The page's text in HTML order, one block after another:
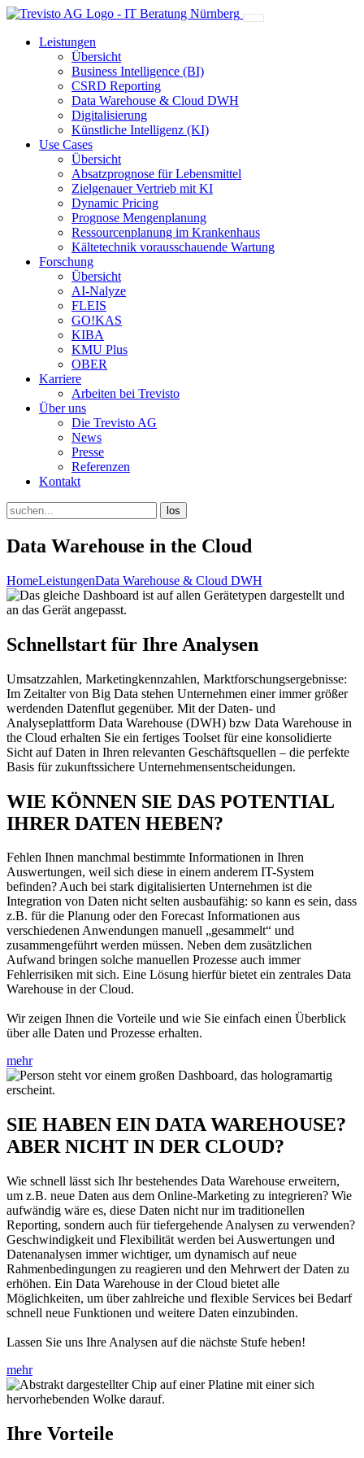
Leistungen
Übersicht
Business Intelligence (BI)
CSRD Reporting
Data Warehouse & Cloud DWH
Digitalisierung
Künstliche Intelligenz (KI)
Use Cases
Übersicht
Absatzprognose für Lebensmittel
Zielgenauer Vertrieb mit KI
Dynamic Pricing
Prognose Mengenplanung
Ressourcenplanung im Krankenhaus
Kältetechnik vorausschauende Wartung
Forschung
Übersicht
AI-Nalyze
FLEIS
GO!KAS
KIBA
KMU Plus
OBER
Karriere
Arbeiten bei Trevisto
Über uns
Die Trevisto AG
News
Presse
Referenzen
Kontakt
Data Warehouse in the Cloud
HomeLeistungenData Warehouse & Cloud DWH
Schnellstart für Ihre Analysen
Umsatzzahlen, Marketingkennzahlen, Marktforschungsergebnisse:
Im Zeitalter von Big Data stehen Unternehmen einer immer größer
werdenden Datenflut gegenüber. Mit der Daten- und
Analyseplattform Data Warehouse (DWH) bzw Data Warehouse in
the Cloud erhalten Sie ein fertiges Toolset für eine konsolidierte
Sicht auf Daten in Ihren relevanten Geschäftsquellen – die perfekte
Basis für zukunftssichere Unternehmensentscheidungen.
WIE KÖNNEN SIE DAS POTENTIAL
IHRER DATEN HEBEN?
Fehlen Ihnen manchmal bestimmte Informationen in Ihren
Auswertungen, weil sich diese in einem anderem IT-System
befinden? Auch bei stark digitalisierten Unternehmen ist die
Integration von Daten nicht selten ausbaufähig: so kann es sein, dass
z.B. für die Planung oder den Forecast Informationen aus
verschiedenen Anwendungen manuell „gesammelt“ und
zusammengeführt werden müssen. Neben dem zusätzlichen
Aufwand bringen solche manuellen Prozesse auch immer
Fehlerrisiken mit sich. Eine Lösung hierfür bietet ein zentrales Data
Warehouse in der Cloud.
Wir zeigen Ihnen die Vorteile und wie Sie einfach einen Überblick
über alle Daten und Prozesse erhalten.
mehr
SIE HABEN EIN DATA WAREHOUSE?
ABER NICHT IN DER CLOUD?
Wie schnell lässt sich Ihr bestehendes Data Warehouse erweitern,
um z.B. neue Daten aus dem Online-Marketing zu integrieren? Wie
aufwändig wäre es, diese Daten nicht nur im traditionellen
Reporting, sondern auch für tiefergehende Analysen zu verwenden?
Geschwindigkeit und Flexibilität werden bei Auswertungen und
Datenanalysen immer wichtiger, um dynamisch auf neue
Rahmenbedingungen zu reagieren und den Mehrwert der Daten zu
erhöhen. Ein Data Warehouse in der Cloud bietet alle
Möglichkeiten, um über zahlreiche und flexible Services bei Bedarf
schnell neue Funktionen und weitere Daten einzubinden.
Lassen Sie uns Ihre Analysen auf die nächste Stufe heben!
mehr
Ihre Vorteile